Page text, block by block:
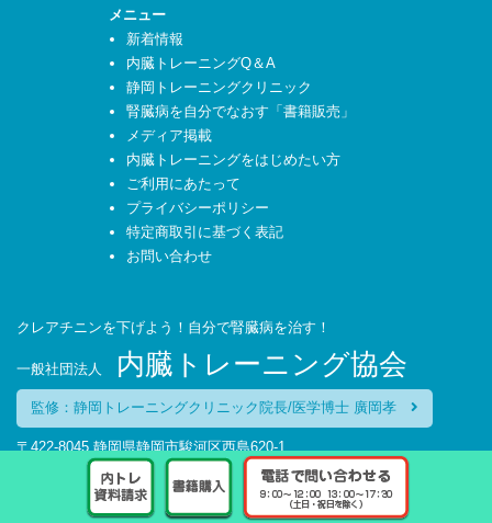
メニュー
新着情報
内臓トレーニングQ＆A
静岡トレーニングクリニック
腎臓病を自分でなおす「書籍販売」
メディア掲載
内臓トレーニングをはじめたい方
ご利用にあたって
プライバシーポリシー
特定商取引に基づく表記
お問い合わせ
クレアチニンを下げよう！自分で腎臓病を治す！
一般社団法人 内臓トレーニング協会
監修：静岡トレーニングクリニック院長/医学博士 廣岡孝
〒422-8045 静岡県静岡市駿河区西島620-1
TEL：054-270-6627
受付時間:平日 9:00～12:00 13:00～17:30（土・日・祝日を除く）
© 2016 一般社団法人 内臓トレーニング協会 ALL RIGHTS RESERVED.